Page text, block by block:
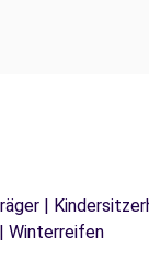
|
Winterreifen